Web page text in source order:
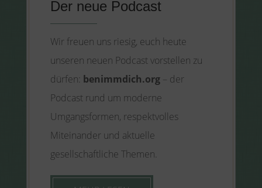
Der neue Podcast
Wir freuen uns riesig, euch heute
unseren neuen Podcast vorstellen zu
dürfen: benimmdich.org– der
Podcast rund um moderne
Umgangsformen, respektvolles
Miteinander und aktuelle
gesellschaftliche Themen.